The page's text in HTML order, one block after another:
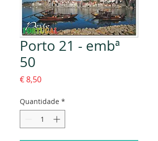
Porto 21 - embª
50
€ 8,50Preço
Quantidade *